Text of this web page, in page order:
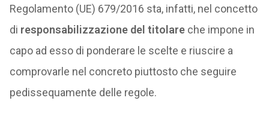
Regolamento (UE) 679/2016 sta, infatti, nel concetto
di responsabilizzazione del titolareche impone in
capo ad esso di ponderare le scelte e riuscire a
comprovarle nel concreto piuttosto che seguire
pedissequamente delle regole.